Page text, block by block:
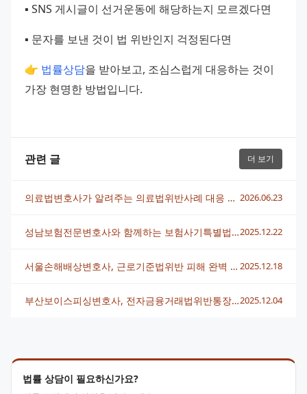
법률 상담이 필요하신가요?
▪️ SNS 게시글이 선거운동에 해당하는지 모르겠다면
▪️ 문자를 보낸 것이 법 위반인지 걱정된다면
👉 법률상담을 받아보고, 조심스럽게 대응하는 것이
가장 현명한 방법입니다.
관련 글 더 보기
의료법변호사가 알려주는 의료법위반사례 대응 전략 2026.06.23
성남보험전문변호사와 함께하는 보험사기특별법위반 대응법2025.12.22
서울손해배상변호사, 근로기준법위반 피해 완벽 보상받는 방법 2025.12.18
부산보이스피싱변호사, 전자금융거래법위반통장 사례로 본 최적 대응법2025.12.04